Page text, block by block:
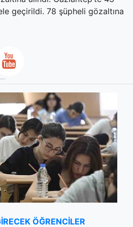
geçirildi. 78 şüpheli gözaltına
ÖĞRENCİLER